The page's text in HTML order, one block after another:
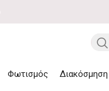
Φωτισμός Διακόσμηση